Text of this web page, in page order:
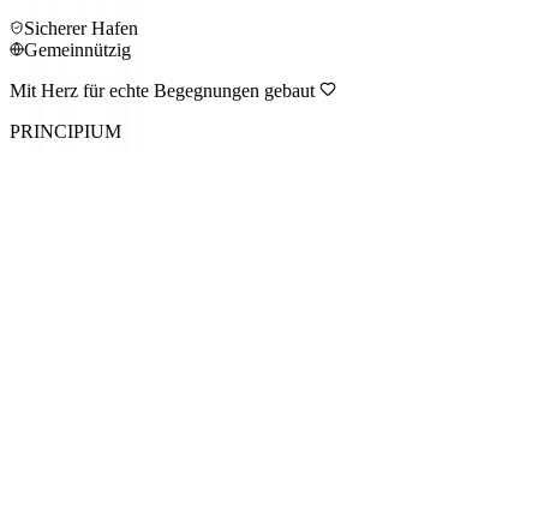
Sicherer Hafen
Gemeinnützig
Mit Herz für echte Begegnungen gebaut
PRINCIPIUM